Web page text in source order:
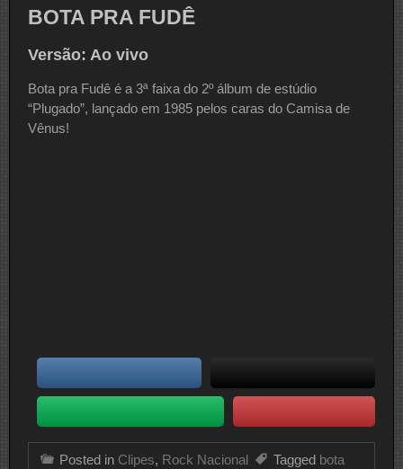
BOTA PRA FUDÊ
Versão: Ao vivo
Bota pra Fudê é a 3ª faixa do 2º álbum de estúdio
“Plugado”, lançado em 1985 pelos caras do Camisa de
Vênus!
Posted in Clipes, Rock Nacional Tagged bota